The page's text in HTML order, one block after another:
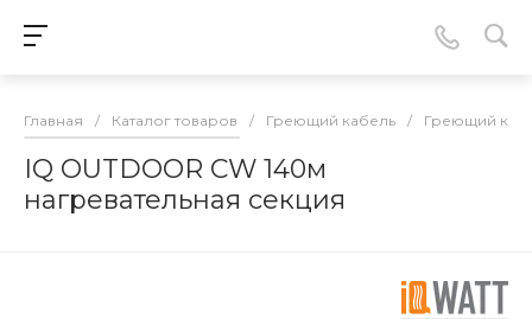
Главная / Каталог товаров / Греющий кабель / Греющий
IQ OUTDOOR CW 140м
нагревательная секция